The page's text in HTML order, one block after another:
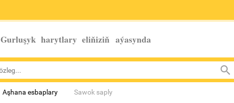
Gurluşyk harytlary eliňiziň aýasynda
Aşhana esbaplary Sawok saply